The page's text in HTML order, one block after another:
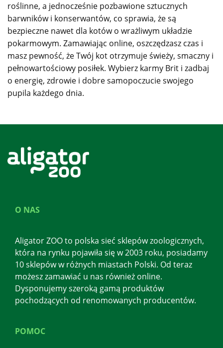
roślinne, a jednocześnie pozbawione sztucznych
barwników i konserwantów, co sprawia, że są
bezpieczne nawet dla kotów o wrażliwym układzie
pokarmowym. Zamawiając online, oszczędzasz czas i
masz pewność, że Twój kot otrzymuje świeży, smaczny i
pełnowartościowy posiłek. Wybierz karmy Brit i zadbaj
o energię, zdrowie i dobre samopoczucie swojego
pupila każdego dnia.
O NAS
Aligator ZOO to polska sieć sklepów zoologicznych,
która na rynku pojawiła się w 2003 roku, posiadamy
10 sklepów w różnych miastach Polski. Od teraz
możesz zamawiać u nas również online.
Dysponujemy szeroką gamą produktów
pochodzących od renomowanych producentów.
POMOC